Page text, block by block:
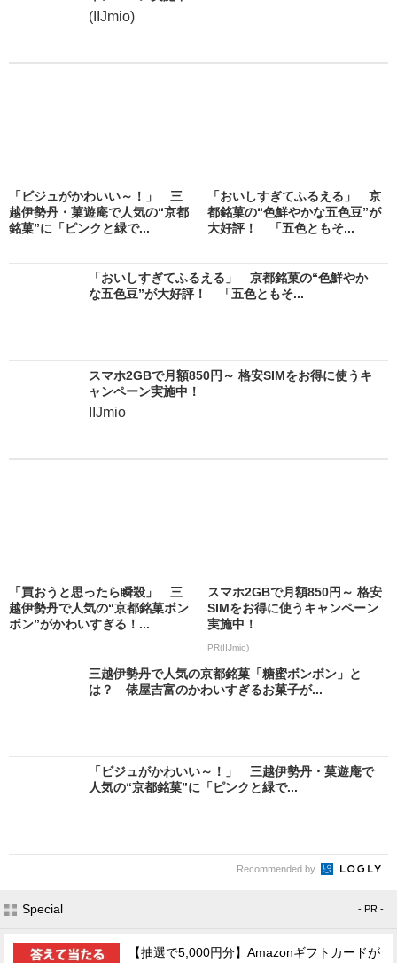
(IIJmio)
「ビジュがかわいい～！」 三
越伊勢丹・菓遊庵で人気の“京都
銘菓”に「ピンクと緑で...
「おいしすぎてふるえる」 京
都銘菓の“色鮮やかな五色豆”が
大好評！ 「五色ともそ...
「おいしすぎてふるえる」 京都銘菓の“色鮮やか
な五色豆”が大好評！ 「五色ともそ...
スマホ2GBで月額850円～ 格安SIMをお得に使うキ
ャンペーン実施中！
IIJmio
「買おうと思ったら瞬殺」 三
越伊勢丹で人気の“京都銘菓ボン
ボン”がかわいすぎる！...
スマホ2GBで月額850円～ 格安
SIMをお得に使うキャンペーン
実施中！
PR(IIJmio)
三越伊勢丹で人気の京都銘菓「糖蜜ボンボン」と
は？ 俵屋吉富のかわいすぎるお菓子が...
「ビジュがかわいい～！」 三越伊勢丹・菓遊庵で
人気の“京都銘菓”に「ピンクと緑で...
Recommended by
Special - PR -
【抽選で5,000円分】Amazonギフトカードが